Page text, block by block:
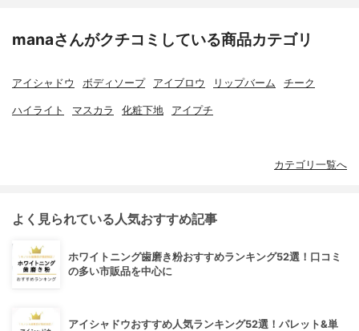
manaさんがクチコミしている商品カテゴリ
アイシャドウ ボディソープ アイブロウ リップバーム チーク
ハイライト マスカラ 化粧下地 アイプチ
カテゴリ一覧へ
よく見られている人気おすすめ記事
ホワイトニング歯磨き粉おすすめランキング52選！口コミ
の多い市販品を中心に
アイシャドウおすすめ人気ランキング52選！パレット&単